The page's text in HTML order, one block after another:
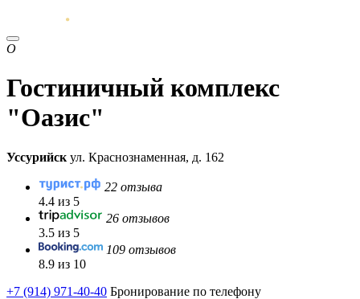
О
Гостиничный комплекс
"Оазис"
Уссурийск ул. Краснознаменная, д. 162
22 отзыва
4.4 из 5
26 отзывов
3.5 из 5
109 отзывов
8.9 из 10
+7 (914) 971-40-40 Бронирование по телефону